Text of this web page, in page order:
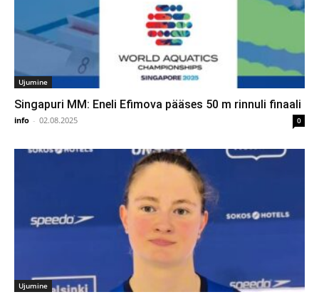
Ujumine
Singapuri MM: Eneli Efimova pääses 50 m rinnuli finaali
info - 02.08.2025 0
Ujumine